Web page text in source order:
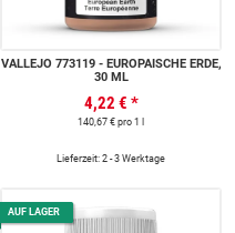
VALLEJO 773119 - EUROPÄISCHE ERDE,
30 ML
4,22 € *
140,67 € pro 1 l
Lieferzeit: 2 - 3 Werktage
AUF LAGER